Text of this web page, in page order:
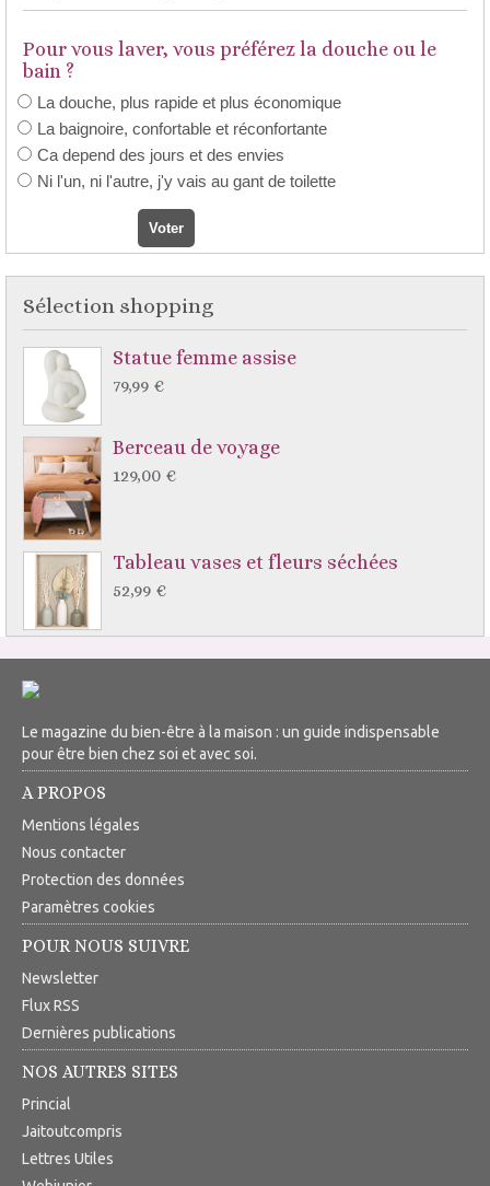
Pour vous laver, vous préférez la douche ou le
bain ?
La douche, plus rapide et plus économique
La baignoire, confortable et réconfortante
Ca depend des jours et des envies
Ni l'un, ni l'autre, j'y vais au gant de toilette
Sélection shopping
Statue femme assise
79,99 €
Berceau de voyage
129,00 €
Tableau vases et fleurs séchées
52,99 €
Le magazine du bien-être à la maison : un guide indispensable
pour être bien chez soi et avec soi.
A PROPOS
Mentions légales
Nous contacter
Protection des données
Paramètres cookies
POUR NOUS SUIVRE
Newsletter
Flux RSS
Dernières publications
NOS AUTRES SITES
Princial
Jaitoutcompris
Lettres Utiles